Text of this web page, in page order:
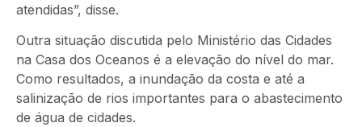
atendidas”, disse.
Outra situação discutida pelo Ministério das Cidades
na Casa dos Oceanos é a elevação do nível do mar.
Como resultados, a inundação da costa e até a
salinização de rios importantes para o abastecimento
de água de cidades.